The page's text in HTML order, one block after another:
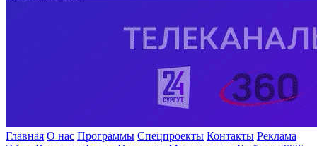
Главная О нас Программы Спецпроекты Контакты Реклама